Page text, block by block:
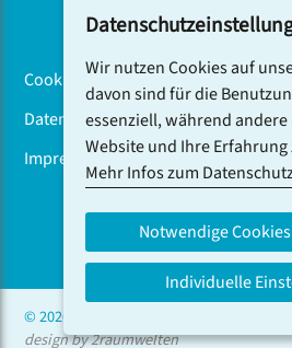
Cookiebanner
Datenschutz
Impressum
DCV-
© 2026 CHOR.COM
design by 2raumwelten
Wir nutzen Cookies auf
davon sind für die
essenziell, während
Website und Ihre Erfahrung
Mehr Infos zum
Notwendige
Individuelle